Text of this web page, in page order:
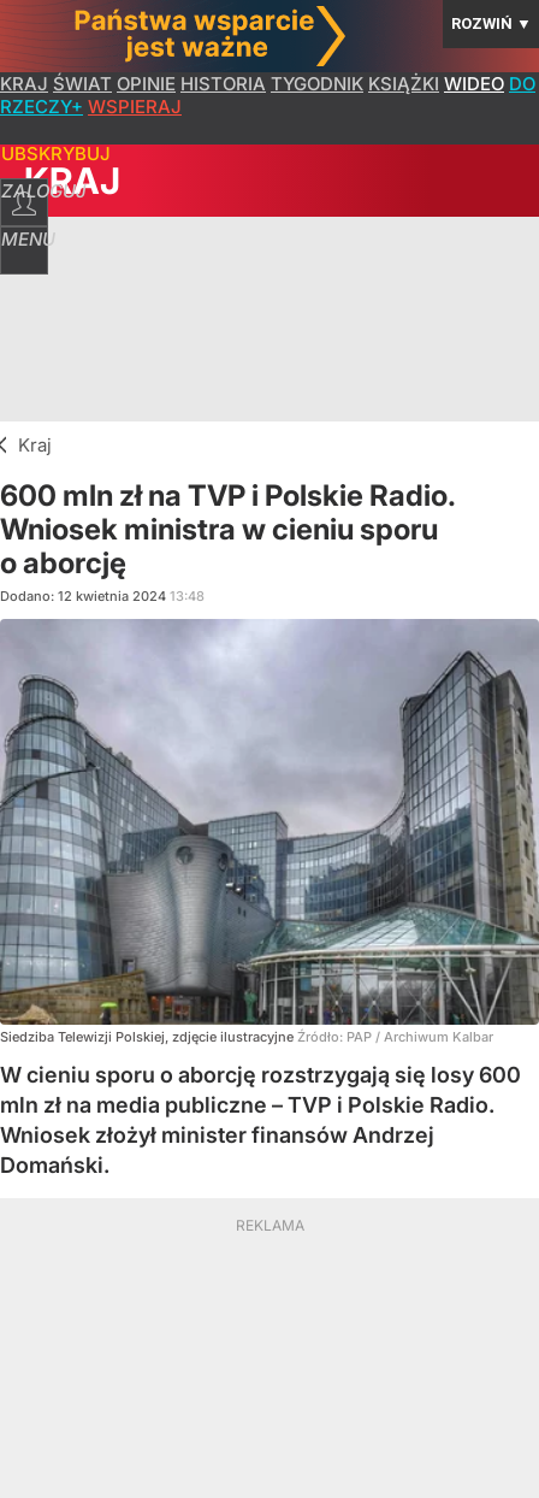
ROZWIŃ ▼
KRAJ ŚWIAT OPINIE HISTORIA TYGODNIK KSIĄŻKI WIDEO DO
RZECZY+ WSPIERAJ
ZALOGUJ
MENU
KRAJ
Kraj
600 mln zł na TVP i Polskie Radio.
Wniosek ministra w cieniu sporu
o aborcję
Dodano: 12 kwietnia 2024 13:48
Siedziba Telewizji Polskiej, zdjęcie ilustracyjne Źródło: PAP / Archiwum Kalbar
W cieniu sporu o aborcję rozstrzygają się losy 600
mln zł na media publiczne – TVP i Polskie Radio.
Wniosek złożył minister finansów Andrzej
Domański.